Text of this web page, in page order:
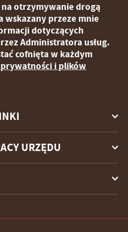
na otrzymywanie drogą
wskazany przeze mnie
dotyczących
Administratora usług.
cofnięta w każdym
i plików
URZĘDU